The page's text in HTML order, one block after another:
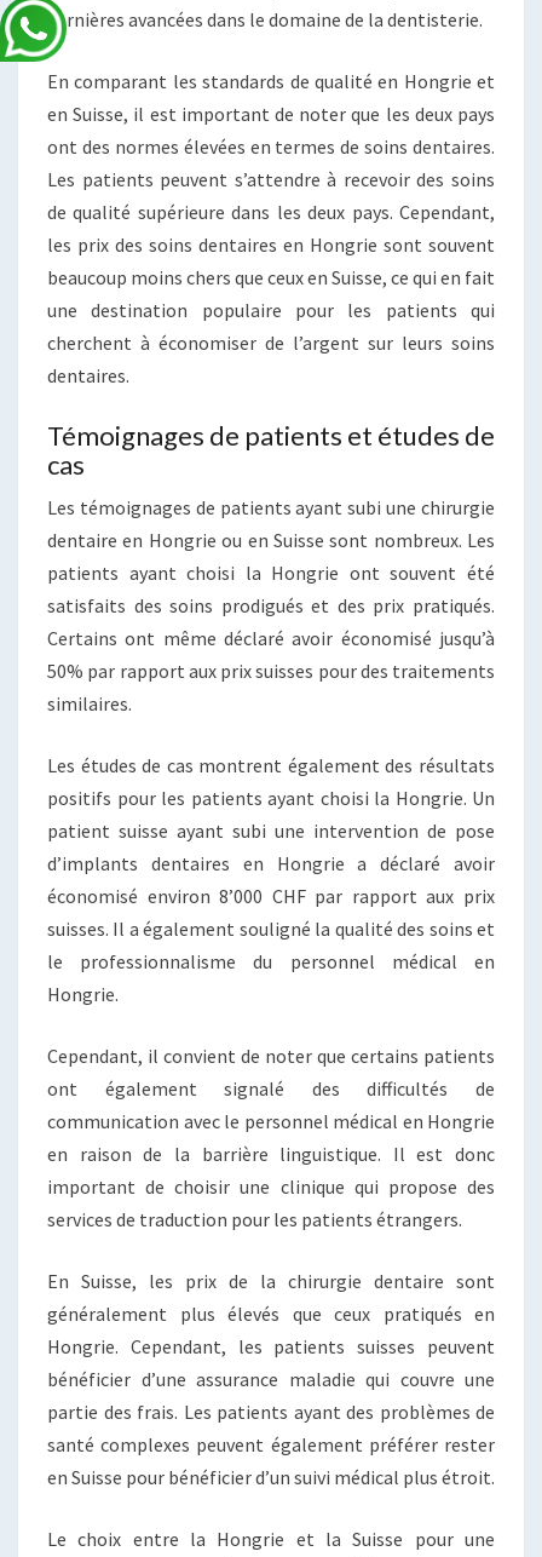
dernières avancées dans le domaine de la dentisterie.
En comparant les standards de qualité en Hongrie et
en Suisse, il est important de noter que les deux pays
ont des normes élevées en termes de soins dentaires.
Les patients peuvent s’attendre à recevoir des soins
de qualité supérieure dans les deux pays. Cependant,
les prix des soins dentaires en Hongrie sont souvent
beaucoup moins chers que ceux en Suisse, ce qui en fait
une destination populaire pour les patients qui
cherchent à économiser de l’argent sur leurs soins
dentaires.
Témoignages de patients et études de
cas
Les témoignages de patients ayant subi une chirurgie
dentaire en Hongrie ou en Suisse sont nombreux. Les
patients ayant choisi la Hongrie ont souvent été
satisfaits des soins prodigués et des prix pratiqués.
Certains ont même déclaré avoir économisé jusqu’à
50% par rapport aux prix suisses pour des traitements
similaires.
Les études de cas montrent également des résultats
positifs pour les patients ayant choisi la Hongrie. Un
patient suisse ayant subi une intervention de pose
d’implants dentaires en Hongrie a déclaré avoir
économisé environ 8’000 CHF par rapport aux prix
suisses. Il a également souligné la qualité des soins et
le professionnalisme du personnel médical en
Hongrie.
Cependant, il convient de noter que certains patients
ont également signalé des difficultés de
communication avec le personnel médical en Hongrie
en raison de la barrière linguistique. Il est donc
important de choisir une clinique qui propose des
services de traduction pour les patients étrangers.
En Suisse, les prix de la chirurgie dentaire sont
généralement plus élevés que ceux pratiqués en
Hongrie. Cependant, les patients suisses peuvent
bénéficier d’une assurance maladie qui couvre une
partie des frais. Les patients ayant des problèmes de
santé complexes peuvent également préférer rester
en Suisse pour bénéficier d’un suivi médical plus étroit.
Le choix entre la Hongrie et la Suisse pour une